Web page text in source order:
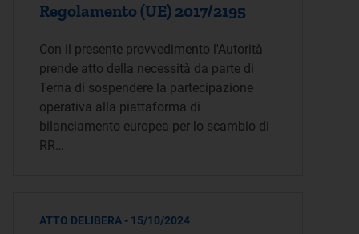
Regolamento (UE) 2017/2195
Con il presente provvedimento l'Autorità
prende atto della necessità da parte di
Terna di sospendere la partecipazione
operativa alla piattaforma di
bilanciamento europea per lo scambio di
RR…
ATTO DELIBERA - 15/10/2024